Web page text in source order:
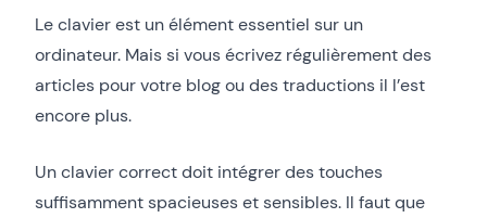
Le clavier est un élément essentiel sur un
ordinateur. Mais si vous écrivez régulièrement des
articles pour votre blog ou des traductions il l’est
encore plus.
Un clavier correct doit intégrer des touches
suffisamment spacieuses et sensibles. Il faut que